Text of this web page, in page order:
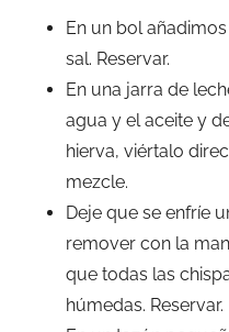
En un bol
sal. Reservar.
En una jarra de
agua y el aceite y
hierva, viértalo
mezcle.
Deje que se enfríe
remover con la
que todas las
húmedas. Reservar.